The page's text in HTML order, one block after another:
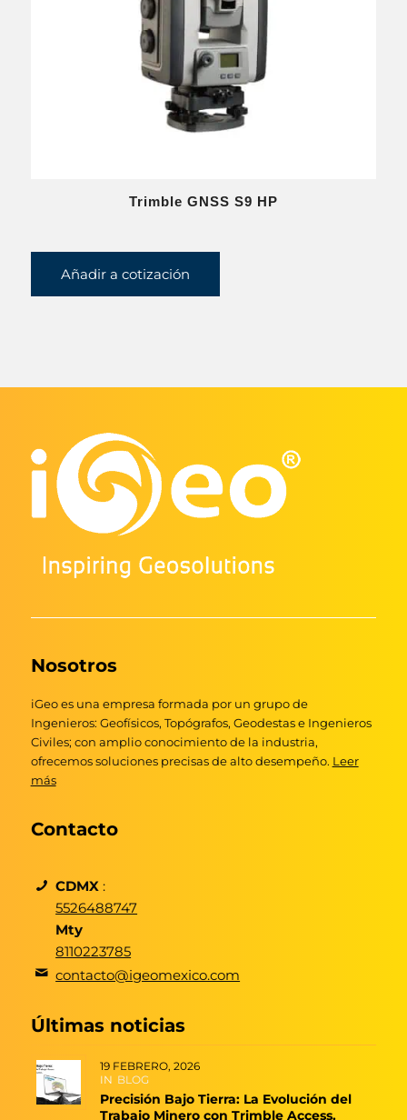
Trimble GNSS S9 HP
Añadir a cotización
Nosotros
iGeo es una empresa formada por un grupo de
Ingenieros: Geofísicos, Topógrafos, Geodestas e Ingenieros
Civiles; con amplio conocimiento de la industria,
ofrecemos soluciones precisas de alto desempeño. Leer
más
Contacto
CDMX :
5526488747
Mty
8110223785
contacto@igeomexico.com
Últimas noticias
19 FEBRERO, 2026
IN BLOG
Precisión Bajo Tierra: La Evolución del
Trabajo Minero con Trimble Access.